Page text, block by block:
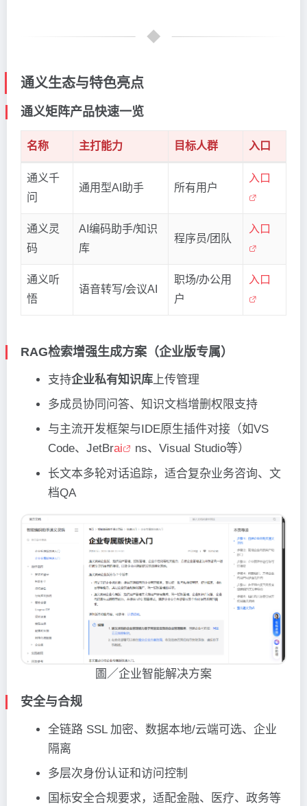
通义生态与特色亮点
通义矩阵产品快速一览
名称 主打能力 目标人群 入口
通义千
问
通用型AI助手 所有用户
入口
通义灵
码
AI编码助手/知识
库
程序员/团队
入口
通义听
悟
语音转写/会议AI
职场/办公用
户
入口
RAG检索增强生成方案（企业版专属）
支持企业私有知识库上传管理
多成员协同问答、知识文档增删权限支持
与主流开发框架与IDE原生插件对接（如VS
Code、JetBrai
ns、Visual Studio等）
长文本多轮对话追踪，适合复杂业务咨询、文
档QA
圖／企业智能解决方案
安全与合规
全链路 SSL 加密、数据本地/云端可选、企业
隔离
多层次身份认证和访问控制
国标安全合规要求，适配金融、医疗、政务等